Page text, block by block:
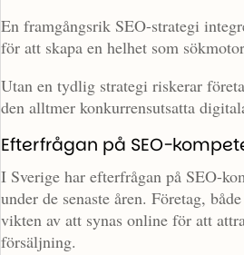
En framgångsrik SEO-strategi
för att skapa en helhet som
Utan en tydlig strategi riskerar
den alltmer konkurrensutsatta
Efterfrågan på SEO-
I Sverige har efterfrågan på SEO-
under de senaste åren. Företag,
vikten av att synas online för att
försäljning.